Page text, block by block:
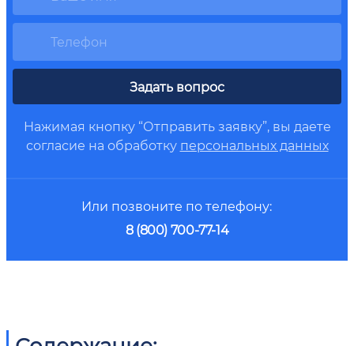
Задать вопрос
Нажимая кнопку “Отправить заявку”, вы даете
согласие на обработку персональных данных
Или позвоните по телефону:
8 (800) 700-77-14